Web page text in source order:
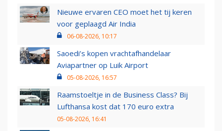
Nieuwe ervaren CEO moet het tij keren
voor geplaagd Air India
06-08-2026, 10:17
Saoedi’s kopen vrachtafhandelaar
Aviapartner op Luik Airport
05-08-2026, 16:57
Raamstoeltje in de Business Class? Bij
Lufthansa kost dat 170 euro extra
05-08-2026, 16:41